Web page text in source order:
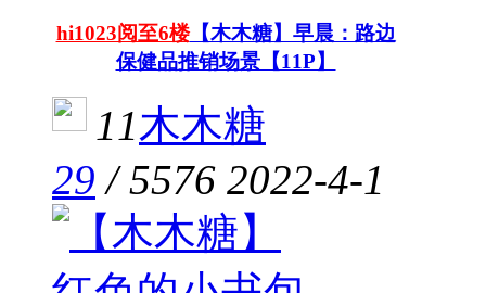
hi1023阅至6楼【木木糖】早晨：路边
保健品推销场景【11P】
11木木糖
29 /5576 2022-4-1